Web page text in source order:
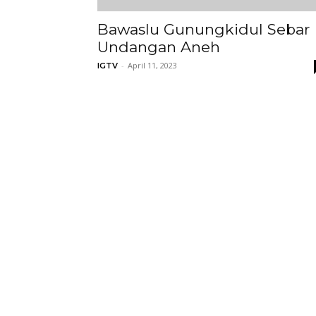
Bawaslu Gunungkidul Sebar
Undangan Aneh
IGTV - April 11, 2023